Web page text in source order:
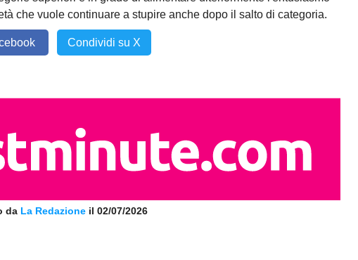
che vuole continuare a stupire anche dopo il salto di categoria.
Condividi su X
da La Redazione il 02/07/2026